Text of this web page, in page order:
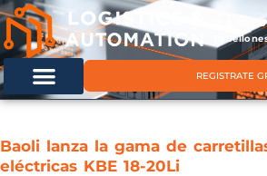
11 & 12
REGISTRATE
Baoli lanza la gama de
eléctricas KBE 18-20Li